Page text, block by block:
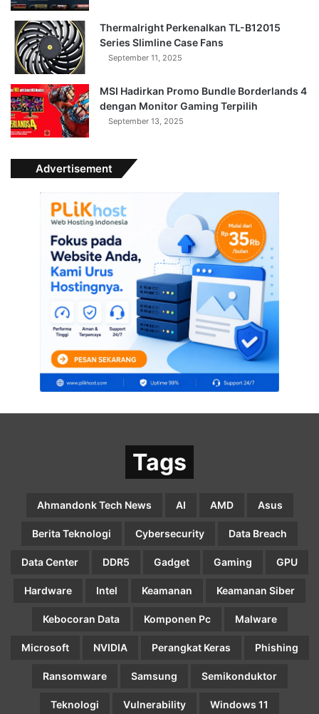
Thermalright Perkenalkan TL-B12015
Series Slimline Case Fans
September 11, 2025
MSI Hadirkan Promo Bundle Borderlands 4
dengan Monitor Gaming Terpilih
September 13, 2025
Advertisement
Tags
Ahmandonk Tech News AI AMD Asus
Berita Teknologi Cybersecurity Data Breach
Data Center DDR5 Gadget Gaming GPU
Hardware Intel Keamanan Keamanan Siber
Kebocoran Data Komponen Pc Malware
Microsoft NVIDIA Perangkat Keras Phishing
Ransomware Samsung Semikonduktor
Teknologi Vulnerability Windows 11